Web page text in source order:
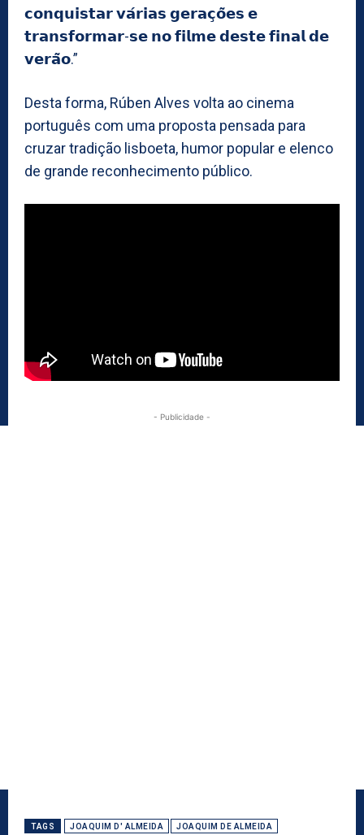
𝗰𝗼𝗻𝗾𝘂𝗶𝘀𝘁𝗮𝗿 𝘃𝗮́𝗿𝗶𝗮𝘀 𝗴𝗲𝗿𝗮𝗰̧𝗼̃𝗲𝘀 𝗲
𝘁𝗿𝗮𝗻𝘀𝗳𝗼𝗿𝗺𝗮𝗿-𝘀𝗲 𝗻𝗼 𝗳𝗶𝗹𝗺𝗲 𝗱𝗲𝘀𝘁𝗲 𝗳𝗶𝗻𝗮𝗹 𝗱𝗲
𝘃𝗲𝗿𝗮̃𝗼.”
Desta forma, Rúben Alves volta ao cinema
português com uma proposta pensada para
cruzar tradição lisboeta, humor popular e elenco
de grande reconhecimento público.
- Publicidade -
TAGS JOAQUIM D' ALMEIDA JOAQUIM DE ALMEIDA